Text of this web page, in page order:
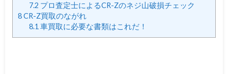
7.2 プロ査定士によるCR-Zのネジ山破損チェック
8CR-Z買取のながれ
8.1 車買取に必要な書類はこれだ！